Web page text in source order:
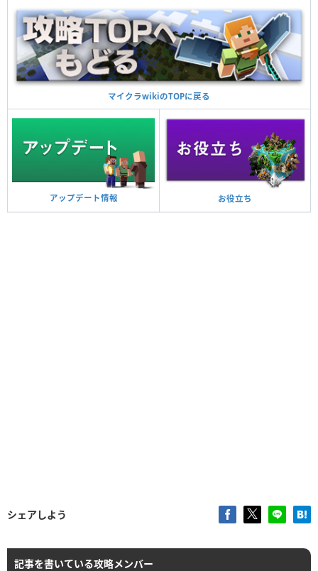
マイクラwikiのTOPに戻る
アップデート情報 お役立ち
シェアしよう
記事を書いている攻略メンバー